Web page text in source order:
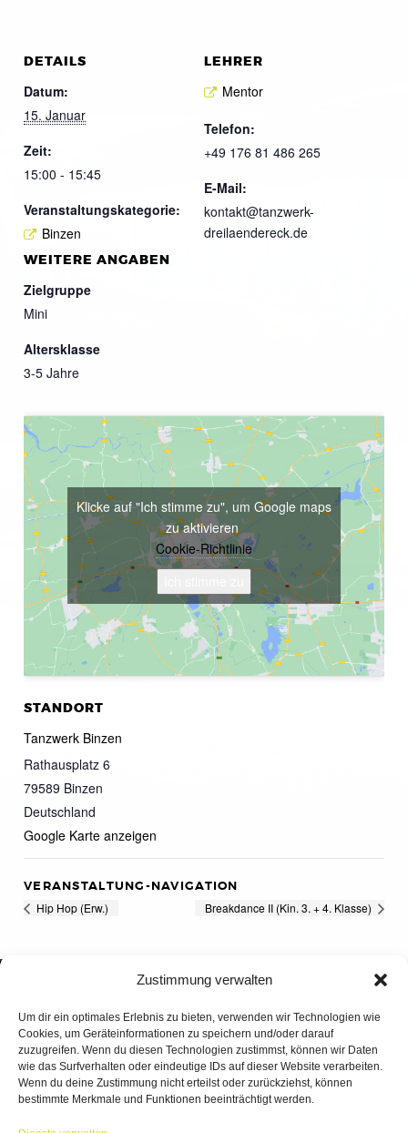
Zustimmung verwalten
Um dir ein optimales Erlebnis zu bieten, verwenden wir Technologien wie
Cookies, um Geräteinformationen zu speichern und/oder darauf
zuzugreifen. Wenn du diesen Technologien zustimmst, können wir Daten
wie das Surfverhalten oder eindeutige IDs auf dieser Website verarbeiten.
Wenn du deine Zustimmung nicht erteilst oder zurückziehst, können
bestimmte Merkmale und Funktionen beeinträchtigt werden.
DETAILS
Datum:
15. Januar
Zeit:
15:00 - 15:45
Veranstaltungskategorie:
Binzen
LEHRER
Mentor
Telefon:
+49 176 81 486 265
E-Mail:
kontakt@tanzwerk-
dreilaendereck.de
WEITERE ANGABEN
Zielgruppe
Mini
Altersklasse
3-5 Jahre
STANDORT
Tanzwerk Binzen
Rathausplatz 6
79589 Binzen
Deutschland
Google Karte anzeigen
Klicke auf "Ich stimme zu", um Google maps
zu aktivieren
Cookie-Richtlinie
VERANSTALTUNG-NAVIGATION
Hip Hop (Erw.) Breakdance II (Kin. 3. + 4. Klasse)